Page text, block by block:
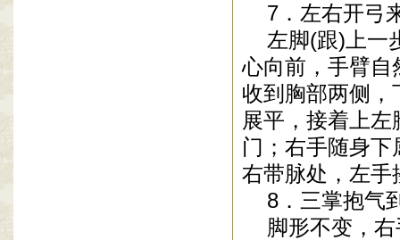
7．左右开弓
左脚(跟)上一
心向前，手臂自
收到胸部两侧
展平，接着上
门；右手随身
右带脉处，左
8．三掌抱气
脚形不变，右